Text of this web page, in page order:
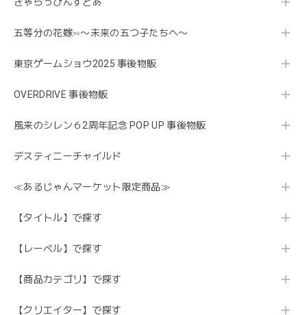
五等分の花嫁∽〜未来の五つ子たちへ〜
東京ゲームショウ2025 事後物販
OVERDRIVE 事後物販
風来のシレン６2周年記念 POP UP 事後物販
デスティニーチャイルド
≪あるじゃんマーケット限定商品≫
【タイトル】で探す
【レーベル】で探す
【商品カテゴリ】で探す
【クリエイター】で探す